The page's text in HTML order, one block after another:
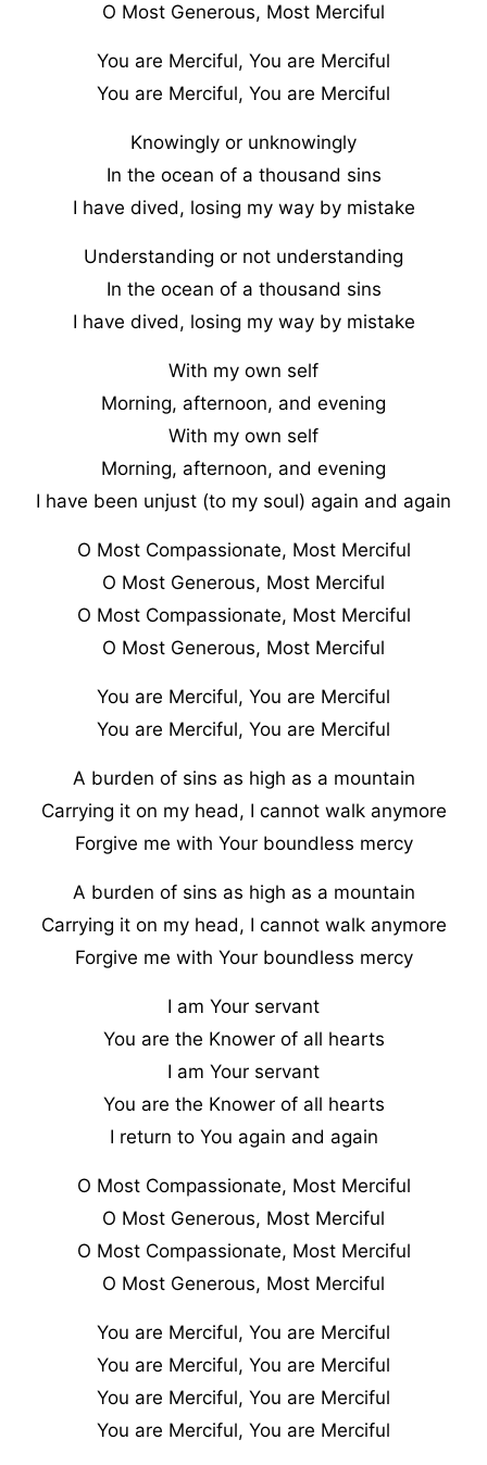
O Most Generous, Most Merciful
You are Merciful, You are Merciful
You are Merciful, You are Merciful
Knowingly or unknowingly
In the ocean of a thousand sins
I have dived, losing my way by mistake
Understanding or not understanding
In the ocean of a thousand sins
I have dived, losing my way by mistake
With my own self
Morning, afternoon, and evening
With my own self
Morning, afternoon, and evening
I have been unjust (to my soul) again and again
O Most Compassionate, Most Merciful
O Most Generous, Most Merciful
O Most Compassionate, Most Merciful
O Most Generous, Most Merciful
You are Merciful, You are Merciful
You are Merciful, You are Merciful
A burden of sins as high as a mountain
Carrying it on my head, I cannot walk anymore
Forgive me with Your boundless mercy
A burden of sins as high as a mountain
Carrying it on my head, I cannot walk anymore
Forgive me with Your boundless mercy
I am Your servant
You are the Knower of all hearts
I am Your servant
You are the Knower of all hearts
I return to You again and again
O Most Compassionate, Most Merciful
O Most Generous, Most Merciful
O Most Compassionate, Most Merciful
O Most Generous, Most Merciful
You are Merciful, You are Merciful
You are Merciful, You are Merciful
You are Merciful, You are Merciful
You are Merciful, You are Merciful